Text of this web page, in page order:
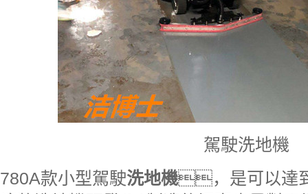
駕駛洗地機
780A款小型駕駛洗地機，是可以達